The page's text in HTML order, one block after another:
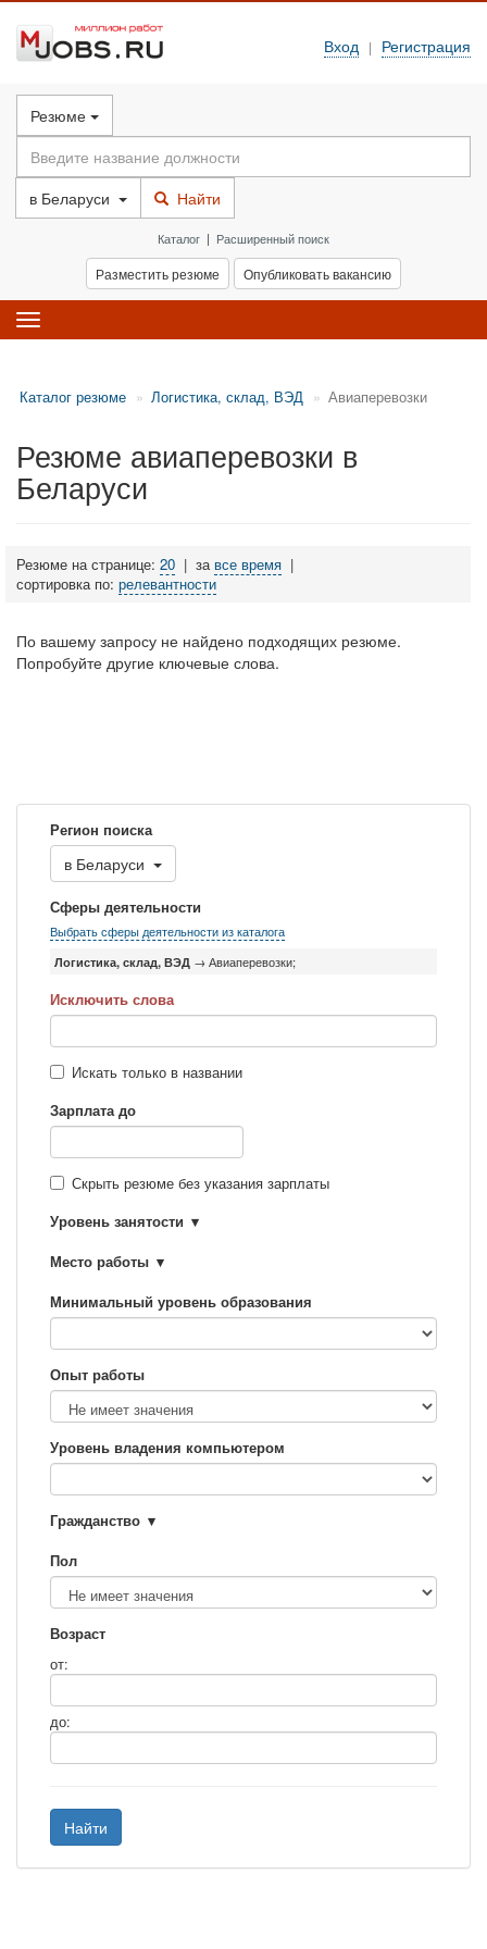
Вход | Регистрация
Резюме
в Беларуси Найти
Каталог | Расширенный поиск
Разместить резюме Опубликовать вакансию
Toggle
navigation
Каталог резюме Логистика, склад, ВЭД Авиаперевозки
Резюме авиаперевозки в
Беларуси
Резюме на странице: 20 | за все время |
сортировка по: релевантности
По вашему запросу не найдено подходящих резюме.
Попробуйте другие ключевые слова.
Регион поиска
в Беларуси
Сферы деятельности
Выбрать сферы деятельности из каталога
Логистика, склад, ВЭД → Авиаперевозки;
Исключить слова
Искать только в названии
Зарплата до
Скрыть резюме без указания зарплаты
Уровень занятости
Место работы
Минимальный уровень образования
Опыт работы
Уровень владения компьютером
Гражданство
Пол
Возраст
от:
до:
Найти